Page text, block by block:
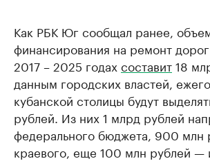
Как РБК Юг сообщал ранее,
финансирования на ремонт
2017 – 2025 годах составит18
данным городских властей,
кубанской столицы будут
рублей. Из них 1 млрд рублей
федерального бюджета, 900 млн
краевого, еще 100 млн рублей —